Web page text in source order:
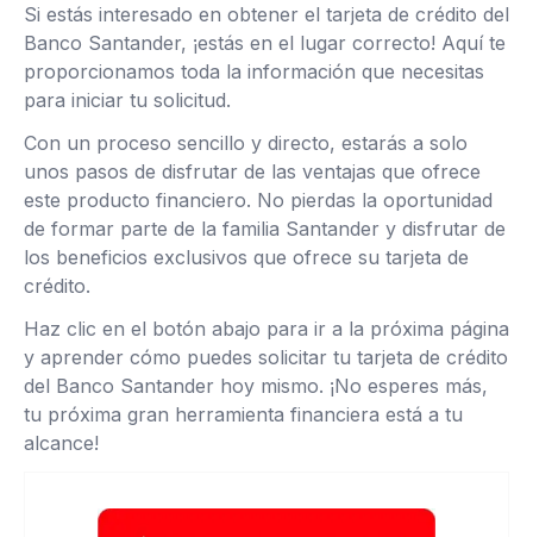
Si estás interesado en obtener el tarjeta de crédito del
Banco Santander, ¡estás en el lugar correcto! Aquí te
proporcionamos toda la información que necesitas
para iniciar tu solicitud.
Con un proceso sencillo y directo, estarás a solo
unos pasos de disfrutar de las ventajas que ofrece
este producto financiero. No pierdas la oportunidad
de formar parte de la familia Santander y disfrutar de
los beneficios exclusivos que ofrece su tarjeta de
crédito.
Haz clic en el botón abajo para ir a la próxima página
y aprender cómo puedes solicitar tu tarjeta de crédito
del Banco Santander hoy mismo. ¡No esperes más,
tu próxima gran herramienta financiera está a tu
alcance!